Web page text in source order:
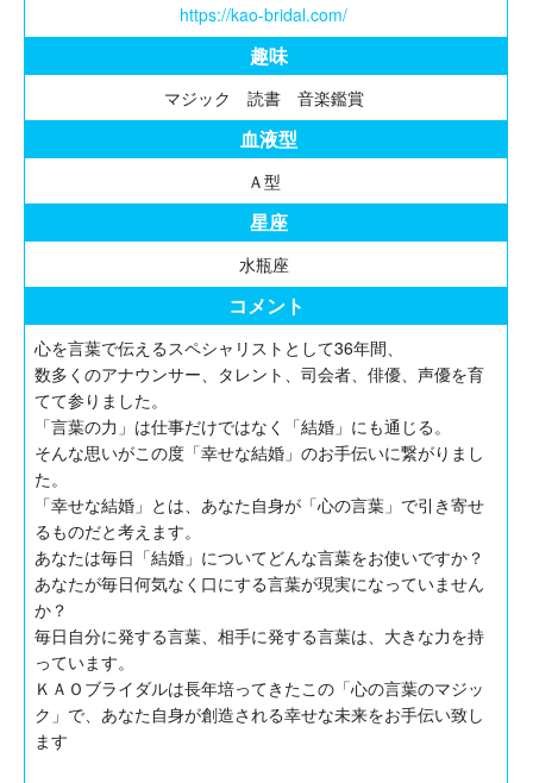
https://kao-bridal.com/
趣味
マジック 読書 音楽鑑賞
血液型
Ａ型
星座
水瓶座
コメント
心を言葉で伝えるスペシャリストとして36年間、
数多くのアナウンサー、タレント、司会者、俳優、声優を育
てて参りました。
「言葉の力」は仕事だけではなく「結婚」にも通じる。
そんな思いがこの度「幸せな結婚」のお手伝いに繋がりまし
た。
「幸せな結婚」とは、あなた自身が「心の言葉」で引き寄せ
るものだと考えます。
あなたは毎日「結婚」についてどんな言葉をお使いですか？
あなたが毎日何気なく口にする言葉が現実になっていません
か？
毎日自分に発する言葉、相手に発する言葉は、大きな力を持
っています。
ＫＡＯブライダルは長年培ってきたこの「心の言葉のマジッ
ク」で、あなた自身が創造される幸せな未来をお手伝い致し
ます